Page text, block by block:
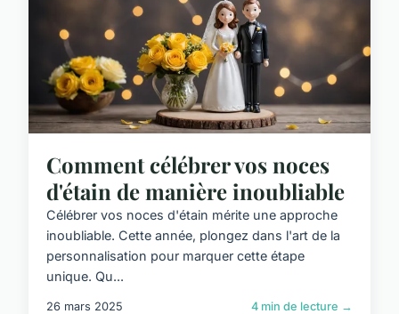
Comment célébrer vos noces
d'étain de manière inoubliable
Célébrer vos noces d'étain mérite une approche
inoubliable. Cette année, plongez dans l'art de la
personnalisation pour marquer cette étape
unique. Qu...
26 mars 2025 4 min de lecture →